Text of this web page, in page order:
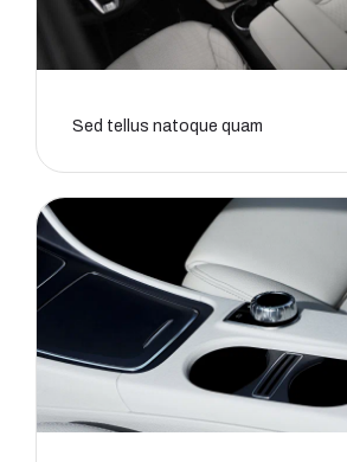
Sed tellus natoque quam